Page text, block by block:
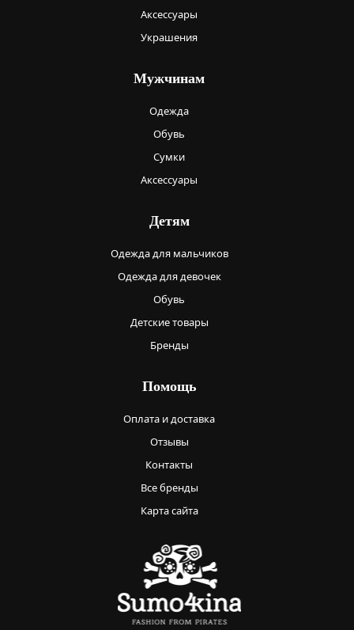
Аксессуары
Украшения
Мужчинам
Одежда
Обувь
Сумки
Аксессуары
Детям
Одежда для мальчиков
Одежда для девочек
Обувь
Детские товары
Бренды
Помощь
Оплата и доставка
Отзывы
Контакты
Все бренды
Карта сайта